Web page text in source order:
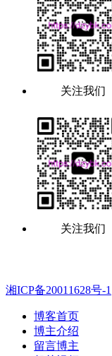
关注我们
关注我们
湘ICP备20011628号-1
博客首页
博主介绍
留言博主